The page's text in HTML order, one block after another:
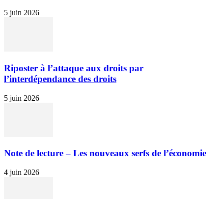
5 juin 2026
Riposter à l’attaque aux droits par
l’interdépendance des droits
5 juin 2026
Note de lecture – Les nouveaux serfs de l’économie
4 juin 2026